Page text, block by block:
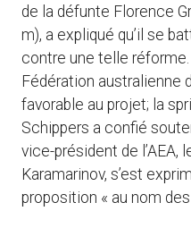
de la défunte Florence
m), a expliqué qu’il se
contre une telle
Fédération australienne
favorable au projet; la
Schippers a confié
vice-président de l’AEA,
Karamarinov, s’est
proposition « au nom